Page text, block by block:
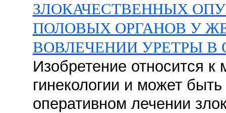
ЗЛОКАЧЕСТВЕННЫХ
ПОЛОВЫХ ОРГАНОВ У
ВОВЛЕЧЕНИИ УРЕТРЫ
Изобретение относится к
гинекологии и может
оперативном лечении